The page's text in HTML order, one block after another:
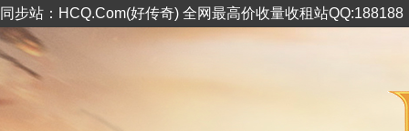
同步站：HCQ.Com(好传奇) 全网最高价收量收租站